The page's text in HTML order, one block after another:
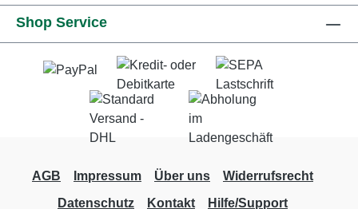
Shop Service
AGB Impressum Über uns
Widerrufsrecht
Datenschutz
Kontakt Hilfe/Support